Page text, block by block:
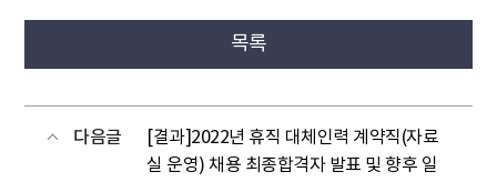
목록
다음글
[결과]2022년 휴직 대체인력 계약직(자료
실 운영) 채용 최종합격자 발표 및 향후 일